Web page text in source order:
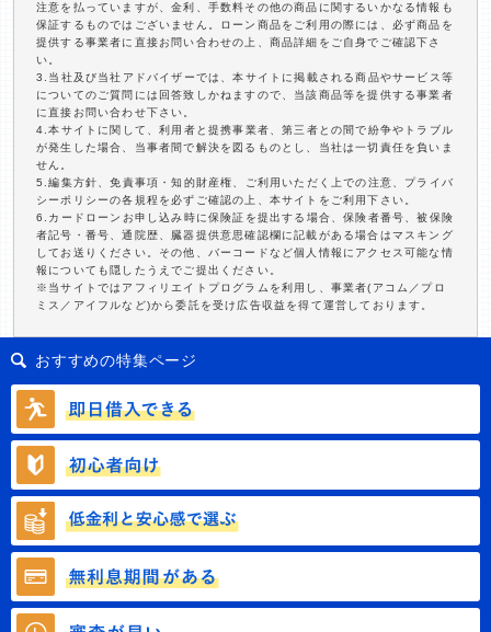
注意を払っていますが、金利、手数料その他の商品に関するいかなる情報も
保証するものではございません。ローン商品をご利用の際には、必ず商品を
提供する事業者に直接お問い合わせの上、商品詳細をご自身でご確認下さ
い。
3.当社及び当社アドバイザーでは、本サイトに掲載される商品やサービス等
についてのご質問には回答致しかねますので、当該商品等を提供する事業者
に直接お問い合わせ下さい。
4.本サイトに関して、利用者と提携事業者、第三者との間で紛争やトラブル
が発生した場合、当事者間で解決を図るものとし、当社は一切責任を負いま
せん。
5.編集方針、免責事項・知的財産権、ご利用いただく上での注意、プライバ
シーポリシーの各規程を必ずご確認の上、本サイトをご利用下さい。
6.カードローンお申し込み時に保険証を提出する場合、保険者番号、被保険
者記号・番号、通院歴、臓器提供意思確認欄に記載がある場合はマスキング
してお送りください。その他、バーコードなど個人情報にアクセス可能な情
報についても隠したうえでご提出ください。
※当サイトではアフィリエイトプログラムを利用し、事業者(アコム／プロ
ミス／アイフルなど)から委託を受け広告収益を得て運営しております。
おすすめの特集ページ